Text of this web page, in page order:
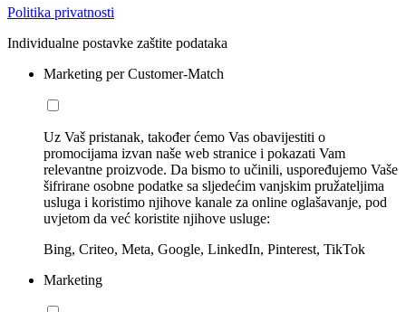
Politika privatnosti
Individualne postavke zaštite podataka
Marketing per Customer-Match
Uz Vaš pristanak, također ćemo Vas obavijestiti o
promocijama izvan naše web stranice i pokazati Vam
relevantne proizvode. Da bismo to učinili, uspoređujemo Vaše
šifrirane osobne podatke sa sljedećim vanjskim pružateljima
usluga i koristimo njihove kanale za online oglašavanje, pod
uvjetom da već koristite njihove usluge:
Bing, Criteo, Meta, Google, LinkedIn, Pinterest, TikTok
Marketing